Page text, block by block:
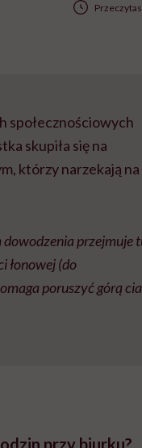
społecznościowych
skupiła się na
którzy narzekają na
dowodzenia przejmuje
łonowej (do
poruszyć górą
przy biurku?